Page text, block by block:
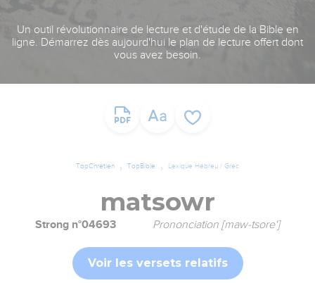
Un outil révolutionnaire de lecture et d'étude de la Bible en
ligne. Démarrez dès aujourd'hui le plan de lecture offert dont
vous avez besoin.
TopChrétien TopBible Lexique Hébreu / Grec
matsowr
Strong n°04693 Prononciation [maw-tsore']
Voir les versets relatifs